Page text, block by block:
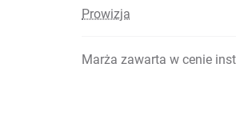
Prowizja
Marża zawarta w cenie